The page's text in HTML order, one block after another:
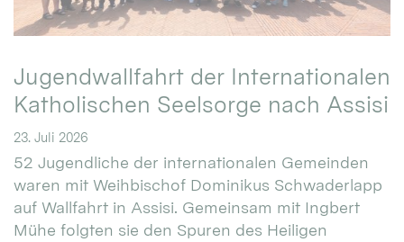
Jugendwallfahrt der Internationalen
Katholischen Seelsorge nach Assisi
23. Juli 2026
52 Jugendliche der internationalen Gemeinden
waren mit Weihbischof Dominikus Schwaderlapp
auf Wallfahrt in Assisi. Gemeinsam mit Ingbert
Mühe folgten sie den Spuren des Heiligen